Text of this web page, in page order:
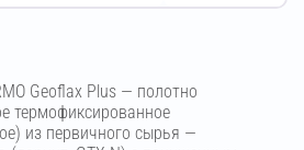
Geoflax Plus — полотно
термофиксированное
из первичного сырья —